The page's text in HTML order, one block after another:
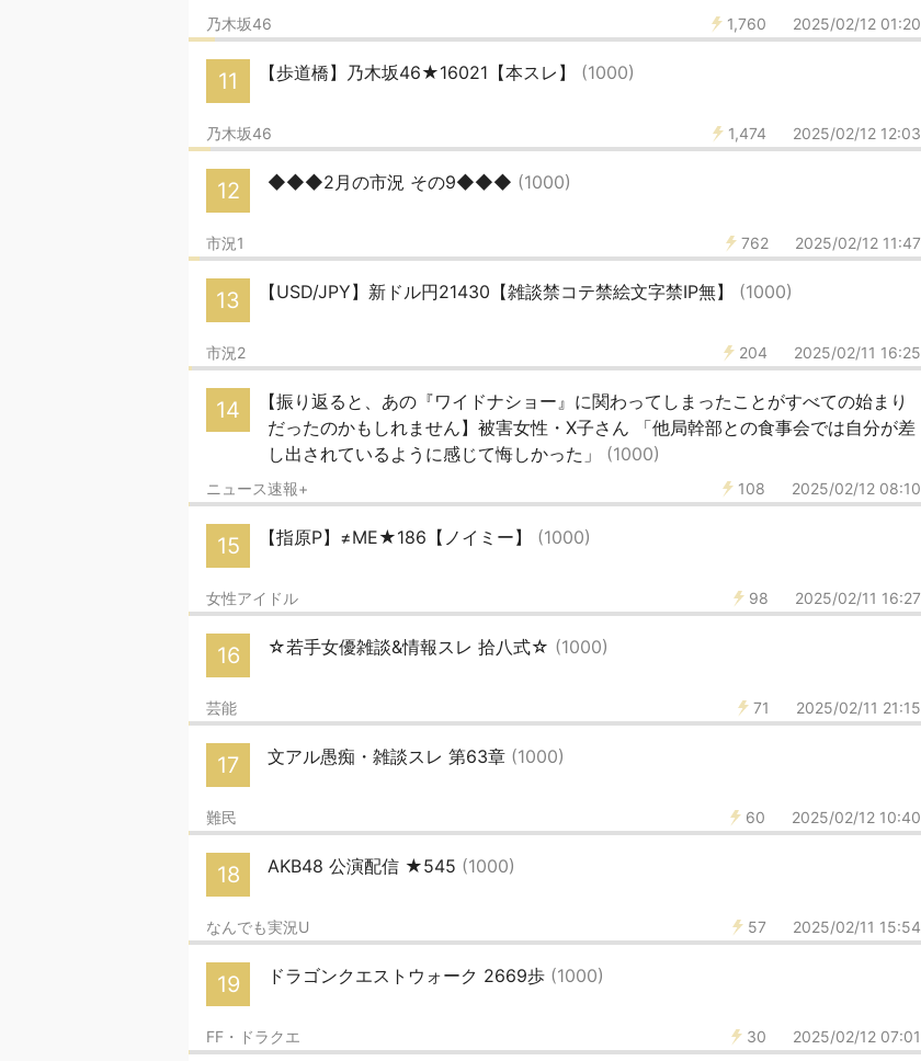
1,760 2025/02/12 01:20
乃木坂46
11 【歩道橋】乃木坂46★16021【本スレ】 (1000)
1,474 2025/02/12 12:03
乃木坂46
12 ◆◆◆2月の市況 その9◆◆◆ (1000)
762 2025/02/12 11:47
市況1
13 【USD/JPY】新ドル円21430【雑談禁コテ禁絵文字禁IP無】 (1000)
204 2025/02/11 16:25
市況2
14
【振り返ると、あの『ワイドナショー』に関わってしまったことがすべての始まり
だったのかもしれません】被害女性・X子さん 「他局幹部との食事会では自分が差
し出されているように感じて悔しかった」 (1000)
108 2025/02/12 08:10
ニュース速報+
15 【指原P】≠ME★186【ノイミー】 (1000)
98 2025/02/11 16:27
女性アイドル
16 ☆若手女優雑談&情報スレ 拾八式☆ (1000)
71 2025/02/11 21:15
芸能
17 文アル愚痴・雑談スレ 第63章 (1000)
60 2025/02/12 10:40
難民
18 AKB48 公演配信 ★545 (1000)
57 2025/02/11 15:54
なんでも実況U
19 ドラゴンクエストウォーク 2669歩 (1000)
30 2025/02/12 07:01
FF・ドラクエ